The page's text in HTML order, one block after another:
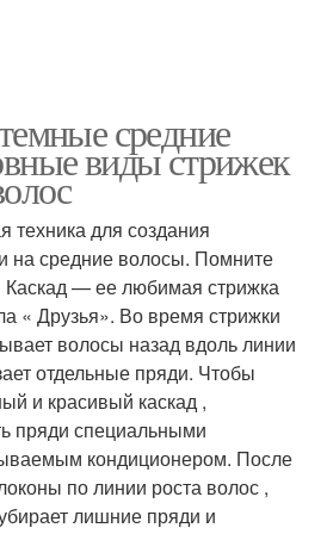
средние
виды стрижек
техника для создания
на средние волосы. Помните
— ее любимая стрижка
« Друзья». Во время стрижки
волосы назад вдоль линии
отдельные пряди. Чтобы
и красивый каскад ,
пряди специальными
кондиционером. После
по линии роста волос ,
лишние пряди и